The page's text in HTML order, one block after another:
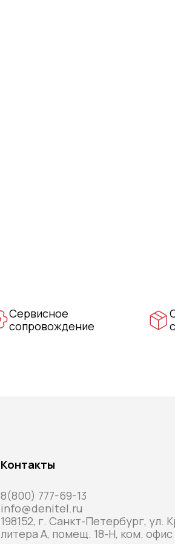
Сервисное
сопровождение
Контакты
8(800) 777-69-13
info@denitel.ru
198152, г. Санкт-Петербург, ул.
литера А, помещ. 18-Н, ком. офис